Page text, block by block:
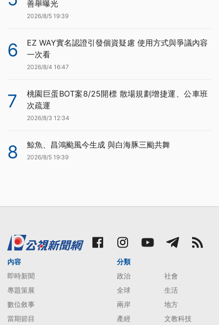
善舉曝光
2026/8/5 19:39
6
EZ WAY實名認證引發個資疑慮 使用方式與爭議內容
一次看
2026/8/4 16:47
7
桃園巨蛋BOT案8/25開標 散場規劃增捷運、公車班
次疏運
2026/8/3 12:34
8 鯨魚、昌鴻颱風今生成 與白海豚三颱共舞
2026/8/5 19:39
內容
即時新聞
專題策展
數位敘事
當期節目
分類
政治
社會
全球
生活
兩岸
地方
產經
文教科技